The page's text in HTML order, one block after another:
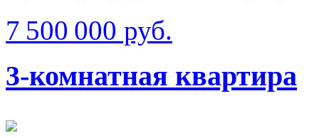
7 500 000 руб.
3-комнатная квартира